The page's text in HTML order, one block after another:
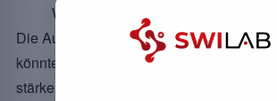
Wohlbefinden.
Die Aufnahme dieser Nährstoffe in Ihre
könnte Ihr Energieniveau verändern und
stärken. Doch wie stellt man sicher, dass